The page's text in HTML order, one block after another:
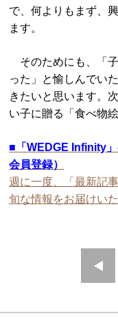
で、何よりもまず、
ます。
そのためにも、「
った」と愉しんでい
きたいと思います。
い子に贈る「食べ物
■ 「WEDGE Infinity
会員登録）
週に一度、「最新記
旬な情報をお届けい